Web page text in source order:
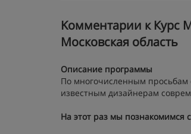
Kомментарии к Курс
Московская область
Описание программы
По многочисленным просьбам
известным дизайнерам
На этот раз мы познакомимся